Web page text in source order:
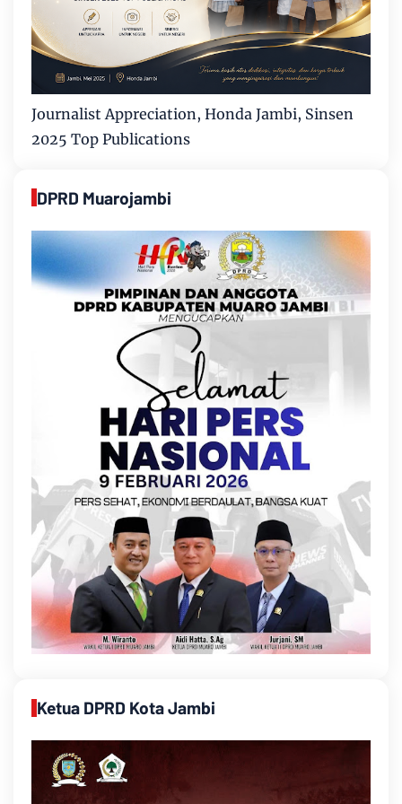
Journalist Appreciation, Honda Jambi, Sinsen
2025 Top Publications
DPRD Muarojambi
Ketua DPRD Kota Jambi